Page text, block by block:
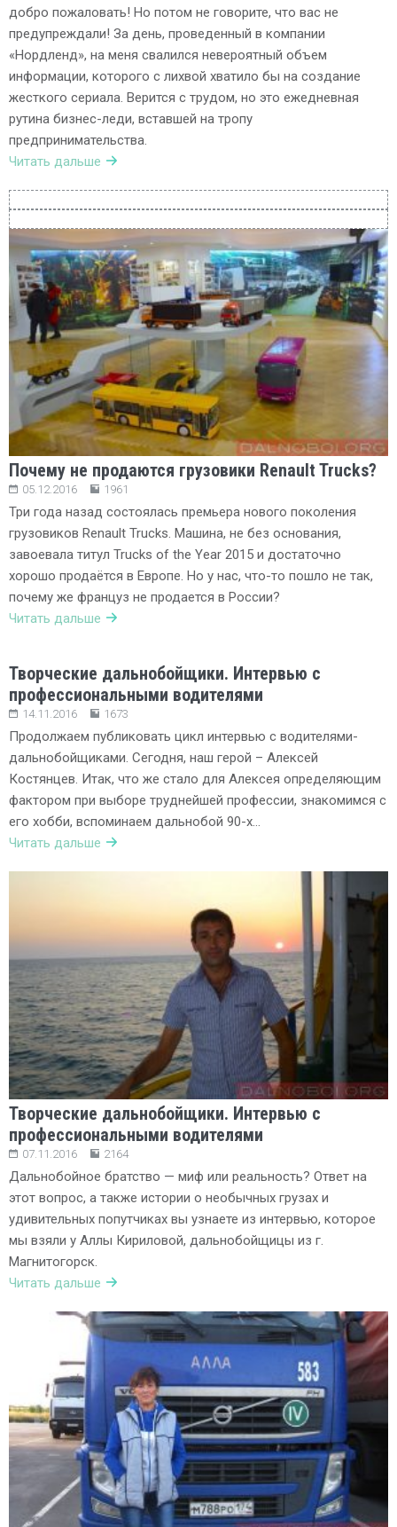
добро пожаловать! Но потом не говорите, что вас не
предупреждали! За день, проведенный в компании
«Нордленд», на меня свалился невероятный объем
информации, которого с лихвой хватило бы на создание
жесткого сериала. Верится с трудом, но это ежедневная
рутина бизнес-леди, вставшей на тропу
предпринимательства.
Читать дальше
Почему не продаются грузовики Renault Trucks?
05.12.2016 1961
Три года назад состоялась премьера нового поколения
грузовиков Renault Trucks. Машина, не без основания,
завоевала титул Trucks of the Year 2015 и достаточно
хорошо продаётся в Европе. Но у нас, что-то пошло не так,
почему же француз не продается в России?
Читать дальше
Творческие дальнобойщики. Интервью с
профессиональными водителями
14.11.2016 1673
Продолжаем публиковать цикл интервью с водителями-
дальнобойщиками. Сегодня, наш герой – Алексей
Костянцев. Итак, что же стало для Алексея определяющим
фактором при выборе труднейшей профессии, знакомимся с
его хобби, вспоминаем дальнобой 90-х…
Читать дальше
Творческие дальнобойщики. Интервью с
профессиональными водителями
07.11.2016 2164
Дальнобойное братство — миф или реальность? Ответ на
этот вопрос, а также истории о необычных грузах и
удивительных попутчиках вы узнаете из интервью, которое
мы взяли у Аллы Кириловой, дальнобойщицы из г.
Магнитогорск.
Читать дальше